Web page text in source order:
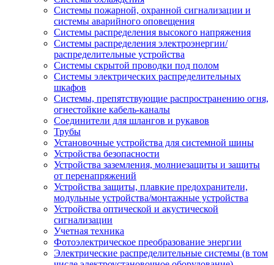
Системы пожарной, охранной сигнализации и
системы аварийного оповещения
Системы распределения высокого напряжения
Системы распределения электроэнергии/
распределительные устройства
Системы скрытой проводки под полом
Системы электрических распределительных
шкафов
Системы, препятствующие распространению огня,
огнестойкие кабель-каналы
Соединители для шлангов и рукавов
Трубы
Установочные устройства для системной шины
Устройства безопасности
Устройства заземления, молниезащиты и защиты
от перенапряжений
Устройства защиты, плавкие предохранители,
модульные устройства/монтажные устройства
Устройства оптической и акустической
сигнализации
Учетная техника
Фотоэлектрическое преобразование энергии
Электрические распределительные системы (в том